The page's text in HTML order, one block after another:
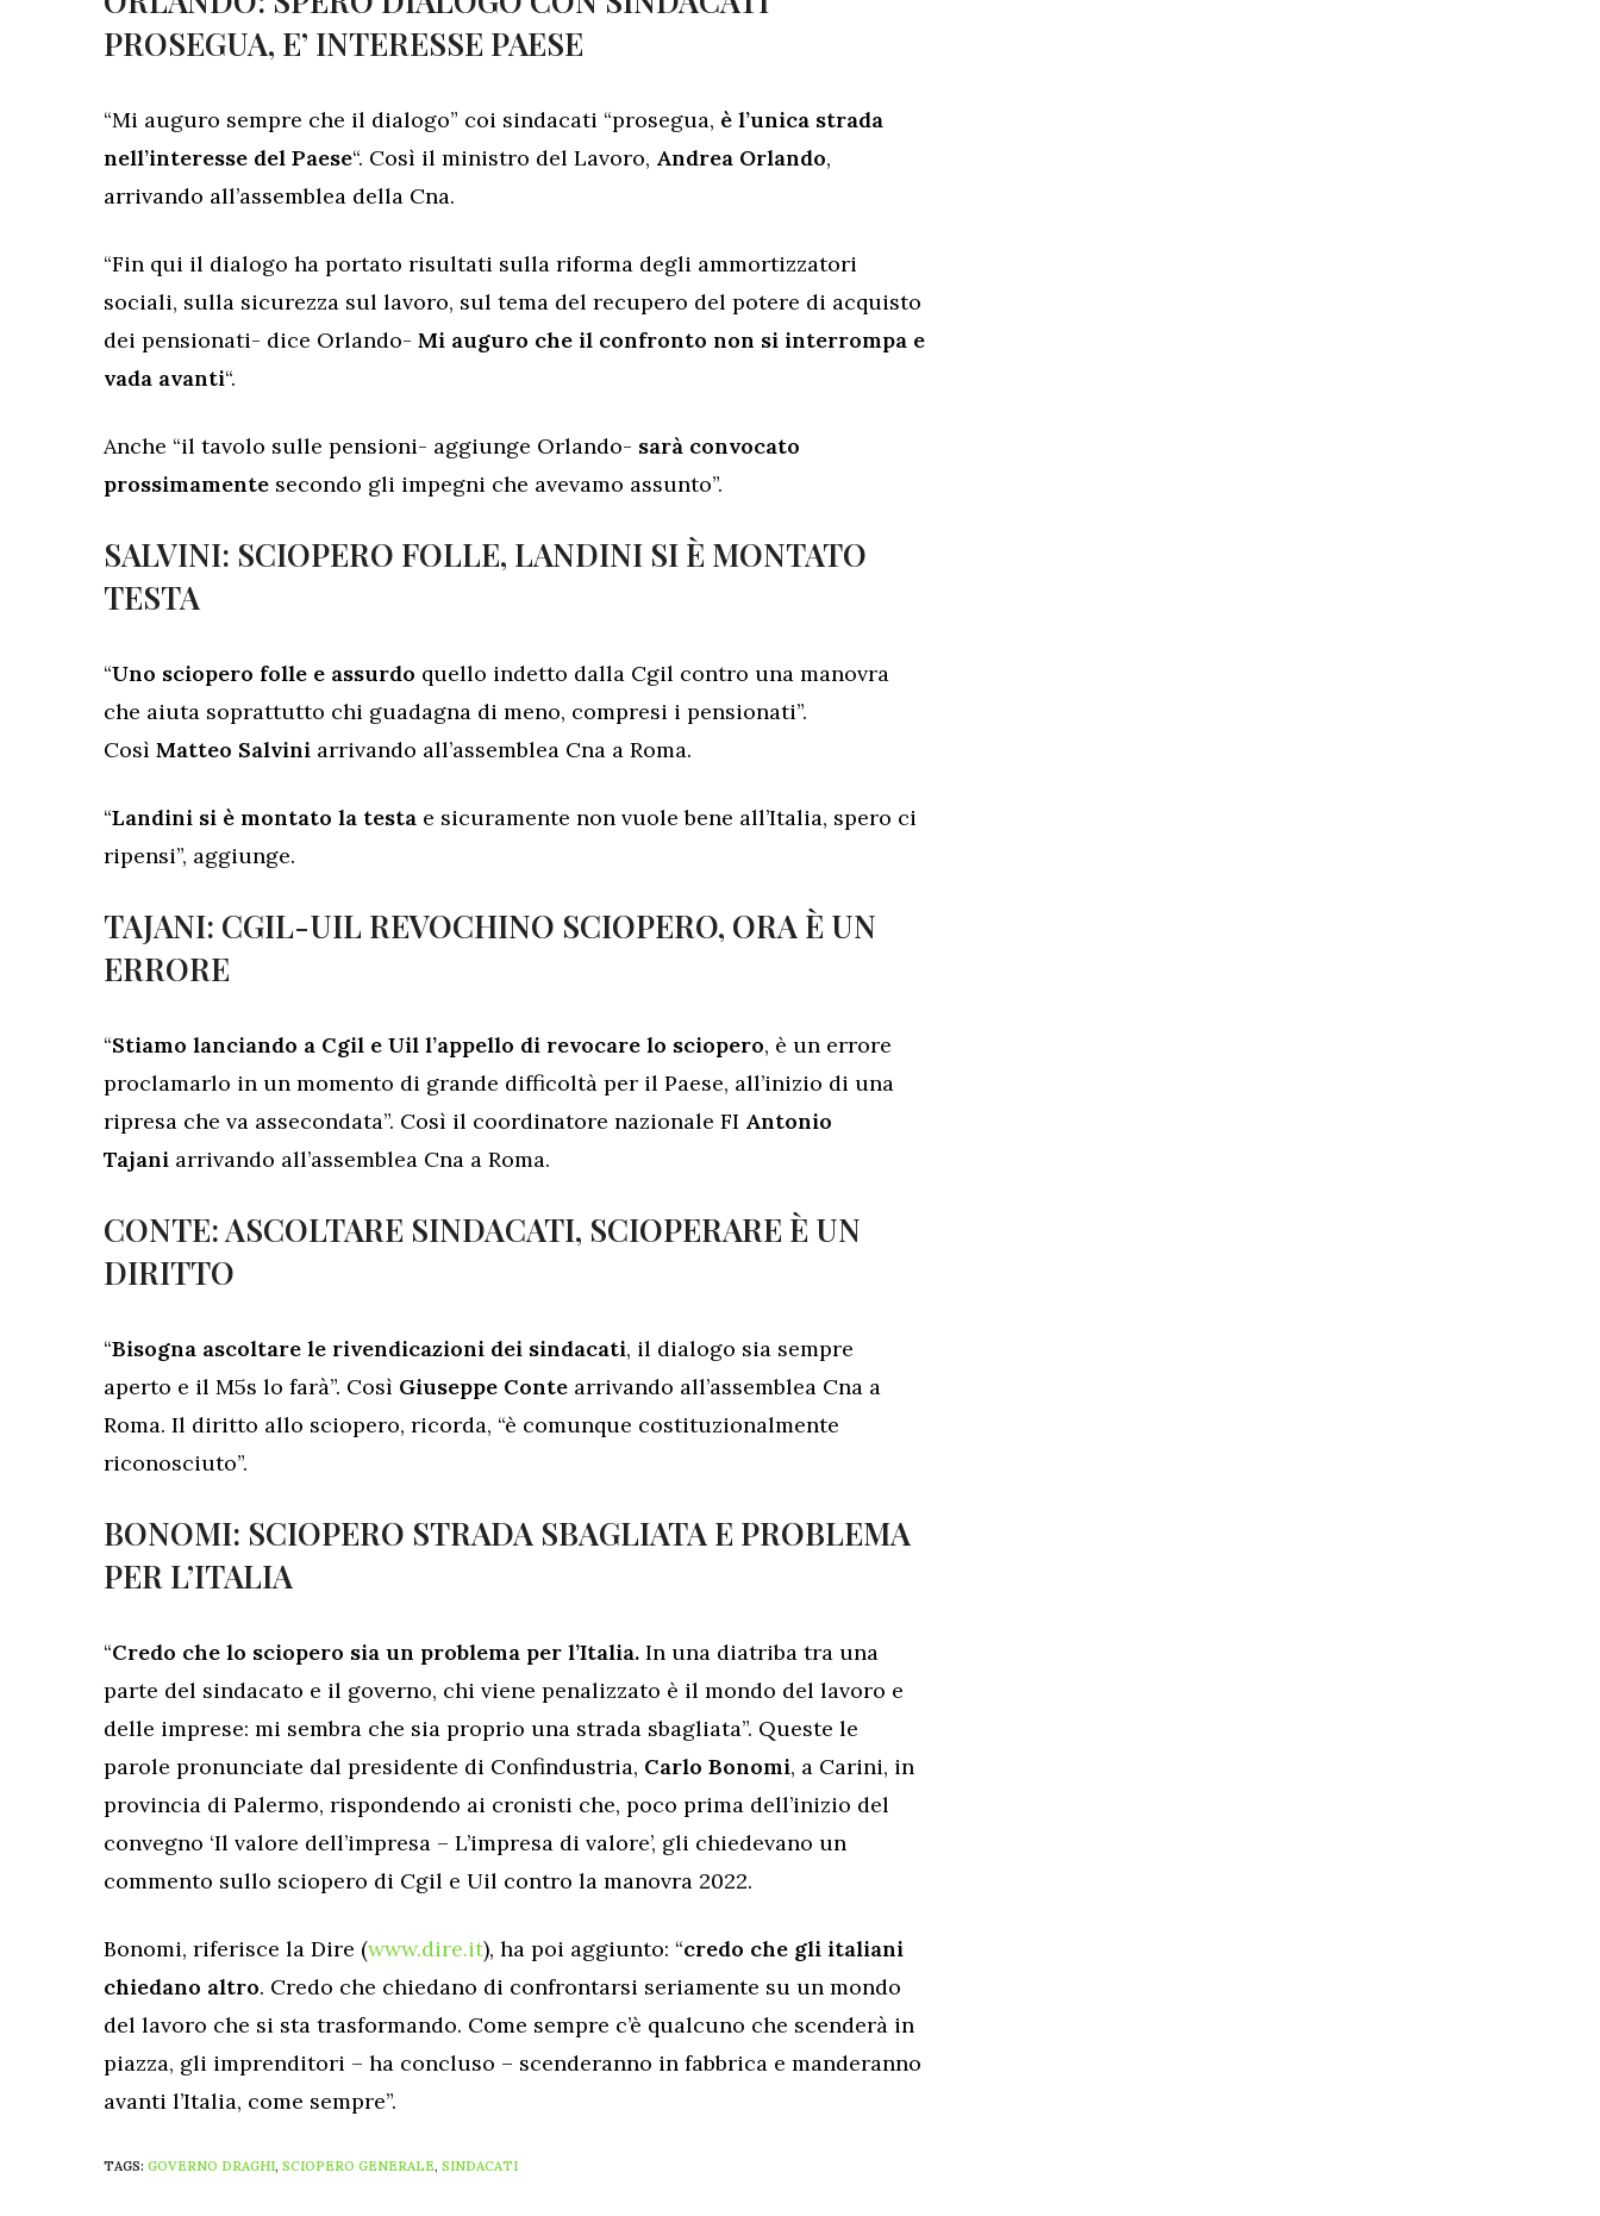
PROSEGUA, E’ INTERESSE PAESE
“Mi auguro sempre che il dialogo” coi sindacati “prosegua, è l’unica strada
nell’interesse del Paese“. Così il ministro del Lavoro, Andrea Orlando,
arrivando all’assemblea della Cna.
“Fin qui il dialogo ha portato risultati sulla riforma degli ammortizzatori
sociali, sulla sicurezza sul lavoro, sul tema del recupero del potere di acquisto
dei pensionati- dice Orlando- Mi auguro che il confronto non si interrompa e
vada avanti“.
Anche “il tavolo sulle pensioni- aggiunge Orlando- sarà convocato
prossimamente secondo gli impegni che avevamo assunto”.
SALVINI: SCIOPERO FOLLE, LANDINI SI È MONTATO
TESTA
“Uno sciopero folle e assurdo quello indetto dalla Cgil contro una manovra
che aiuta soprattutto chi guadagna di meno, compresi i pensionati”.
Così Matteo Salvini arrivando all’assemblea Cna a Roma.
“Landini si è montato la testa e sicuramente non vuole bene all’Italia, spero ci
ripensi”, aggiunge.
TAJANI: CGIL-UIL REVOCHINO SCIOPERO, ORA È UN
ERRORE
“Stiamo lanciando a Cgil e Uil l’appello di revocare lo sciopero, è un errore
proclamarlo in un momento di grande difficoltà per il Paese, all’inizio di una
ripresa che va assecondata”. Così il coordinatore nazionale FI Antonio
Tajani arrivando all’assemblea Cna a Roma.
CONTE: ASCOLTARE SINDACATI, SCIOPERARE È UN
DIRITTO
“Bisogna ascoltare le rivendicazioni dei sindacati, il dialogo sia sempre
aperto e il M5s lo farà”. Così Giuseppe Conte arrivando all’assemblea Cna a
Roma. Il diritto allo sciopero, ricorda, “è comunque costituzionalmente
riconosciuto”.
BONOMI: SCIOPERO STRADA SBAGLIATA E PROBLEMA
PER L’ITALIA
“Credo che lo sciopero sia un problema per l’Italia. In una diatriba tra una
parte del sindacato e il governo, chi viene penalizzato è il mondo del lavoro e
delle imprese: mi sembra che sia proprio una strada sbagliata”. Queste le
parole pronunciate dal presidente di Confindustria, Carlo Bonomi, a Carini, in
provincia di Palermo, rispondendo ai cronisti che, poco prima dell’inizio del
convegno ‘Il valore dell’impresa – L’impresa di valore’, gli chiedevano un
commento sullo sciopero di Cgil e Uil contro la manovra 2022.
Bonomi, riferisce la Dire (www.dire.it), ha poi aggiunto: “credo che gli italiani
chiedano altro. Credo che chiedano di confrontarsi seriamente su un mondo
del lavoro che si sta trasformando. Come sempre c’è qualcuno che scenderà in
piazza, gli imprenditori – ha concluso – scenderanno in fabbrica e manderanno
avanti l’Italia, come sempre”.
TAGS: GOVERNO DRAGHI, SCIOPERO GENERALE, SINDACATI